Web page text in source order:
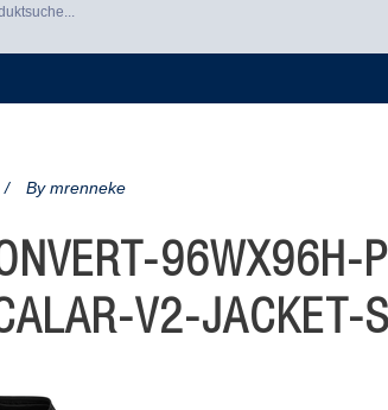
By mrenneke
V2-JACKET-